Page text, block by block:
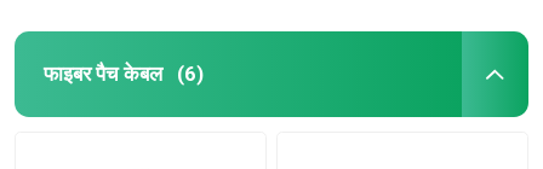
फाइबर पैच केबल (6)